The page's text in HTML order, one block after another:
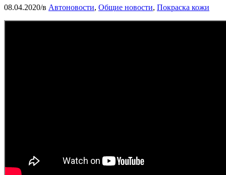
08.04.2020/в Автоновости, Общие новости, Покраска кожи